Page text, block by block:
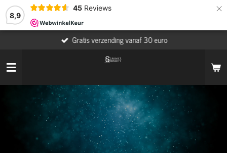
8,9
45 Reviews ×
Gratis verzending vanaf 30 euro